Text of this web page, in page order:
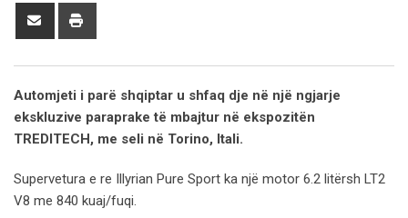
Share
Automjeti i parë shqiptar u shfaq dje në një ngjarje
ekskluzive paraprake të mbajtur në ekspozitën
TREDITECH, me seli në Torino, Itali.
Supervetura e re Illyrian Pure Sport ka një motor 6.2 litërsh LT2
V8 me 840 kuaj/fuqi.